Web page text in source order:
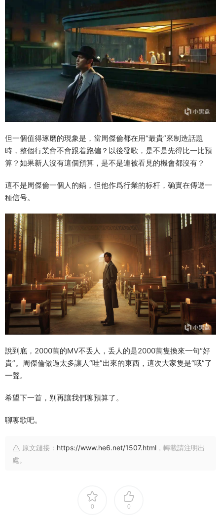
但一個值得琢磨的現象是，當周傑倫都在用“最貴”來制造話題
時，整個行業會不會跟着跑偏？以後發歌，是不是先得比一比預
算？如果新人沒有這個預算，是不是連被看見的機會都沒有？
這不是周傑倫一個人的鍋，但他作爲行業的标杆，确實在傳遞一
種信号。
說到底，2000萬的MV不丢人，丢人的是2000萬隻換來一句“好
貴”。周傑倫做過太多讓人“哇”出來的東西，這次大家隻是“哦”了
一聲。
希望下一首，别再讓我們聊預算了。
聊聊歌吧。
原文鏈接： https://www.he6.net/1507.html ，轉載請注明出
處。
0 0